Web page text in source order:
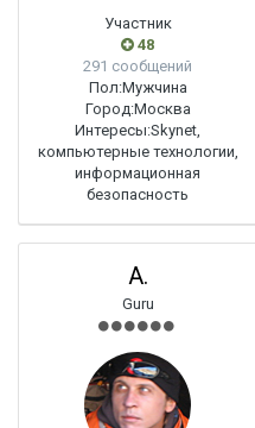
Участник
48
291 сообщений
Пол:Мужчина
Город:Москва
Интересы:Skynet,
компьютерные технологии,
информационная
безопасность
A.
Guru